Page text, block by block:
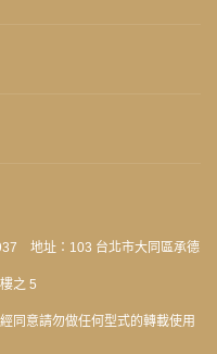
地址：103 台北市大同區承德
之 5
同意請勿做任何型式的轉載使用